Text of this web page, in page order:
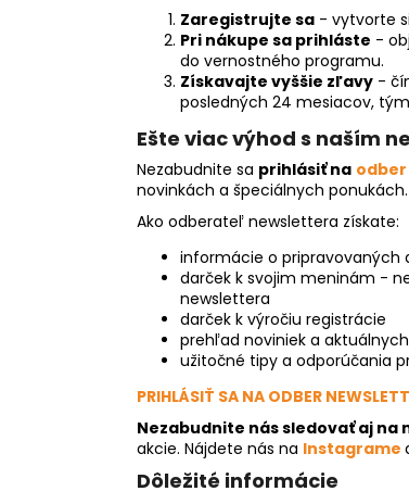
Zaregistrujte sa - vytvorte
Pri nákupe sa prihláste -
do vernostného programu.
Získavajte vyššie zľavy -
posledných 24 mesiacov,
Ešte viac výhod s naším
Nezabudnite sa prihlásiť na
novinkách a špeciálnych
Ako odberateľ newslettera získate:
informácie o pripravovaných
darček k svojim meninám -
newslettera
darček k výročiu registrácie
prehľad noviniek a
užitočné tipy a odporúčania
PRIHLÁSIŤ SA NA ODBER
Nezabudnite nás sledovať aj na
akcie. Nájdete nás na Instagrame
Dôležité informácie